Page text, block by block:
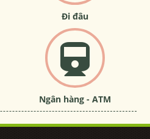
Đi đâu
Ngân hàng - ATM